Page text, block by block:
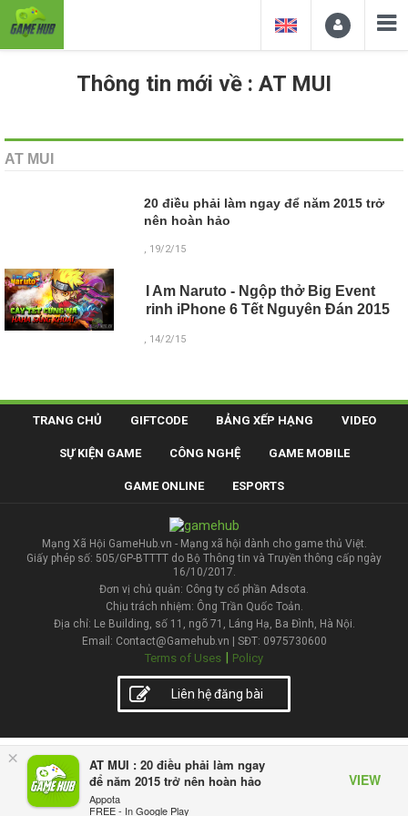
×
AT MUI : 20 điều phải làm ngay
để năm 2015 trở nên hoàn hảo
Appota
FREE - In Google Play
VIEW
Thông tin mới về : AT MUI
AT MUI
20 điều phải làm ngay để năm 2015 trở
nên hoàn hảo
, 19/2/15
I Am Naruto - Ngộp thở Big Event
rinh iPhone 6 Tết Nguyên Đán 2015
, 14/2/15
TRANG CHỦ GIFTCODE BẢNG XẾP HẠNG VIDEO
SỰ KIỆN GAME CÔNG NGHỆ GAME MOBILE
GAME ONLINE ESPORTS
Mạng Xã Hội GameHub.vn - Mạng xã hội dành cho game thủ Việt.
Giấy phép số: 505/GP-BTTTT do Bộ Thông tin và Truyền thông cấp ngày
16/10/2017.
Đơn vị chủ quản: Công ty cổ phần Adsota.
Chịu trách nhiệm: Ông Trần Quốc Toản.
Địa chỉ: Le Building, số 11, ngõ 71, Láng Hạ, Ba Đình, Hà Nội.
Email: Contact@Gamehub.vn | SĐT: 0975730600
Terms of Uses | Policy
Liên hệ đăng bài